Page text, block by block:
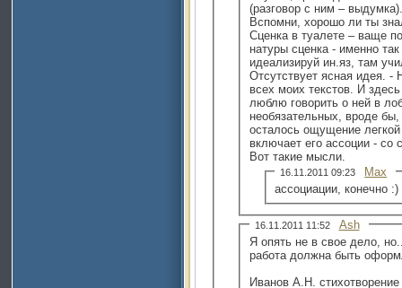
(pазговор с ним –
Вспомни, хорошо ли ты
Сценка в туалете – ваще
натуры сценка - именно
идеализируй ин.яз, там
Отсутствует ясная идея. -
всех моих текстов. И
люблю говорить о ней в
необязательных, вроде
осталось ощущение
включает его ассоции -
Вот такие мысли.
16.11.2011 09:23
Max
ассоциации, конечно :)
16.11.2011 11:52
Ash
Я опять не в свое дело,
работа должна быть
Иванов А.Н.